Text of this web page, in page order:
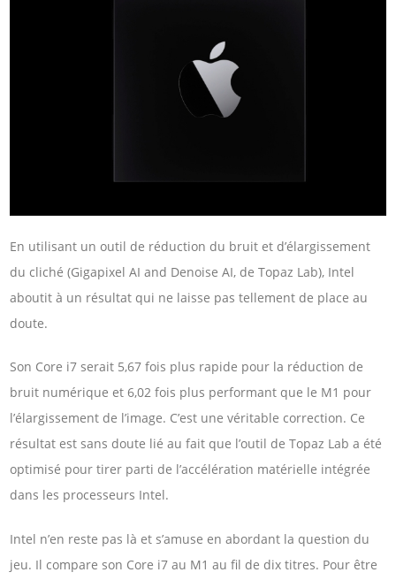
En utilisant un outil de réduction du bruit et d’élargissement
du cliché (Gigapixel AI and Denoise AI, de Topaz Lab), Intel
aboutit à un résultat qui ne laisse pas tellement de place au
doute.
Son Core i7 serait 5,67 fois plus rapide pour la réduction de
bruit numérique et 6,02 fois plus performant que le M1 pour
l’élargissement de l’image. C’est une véritable correction. Ce
résultat est sans doute lié au fait que l’outil de Topaz Lab a été
optimisé pour tirer parti de l’accélération matérielle intégrée
dans les processeurs Intel.
Intel n’en reste pas là et s’amuse en abordant la question du
jeu. Il compare son Core i7 au M1 au fil de dix titres. Pour être